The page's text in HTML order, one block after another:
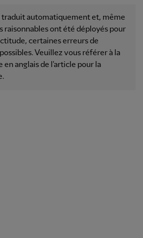
traduit automatiquement et, même
raisonnables ont été déployés pour
certaines erreurs de
Veuillez vous référer à la
en anglais de l'article pour la